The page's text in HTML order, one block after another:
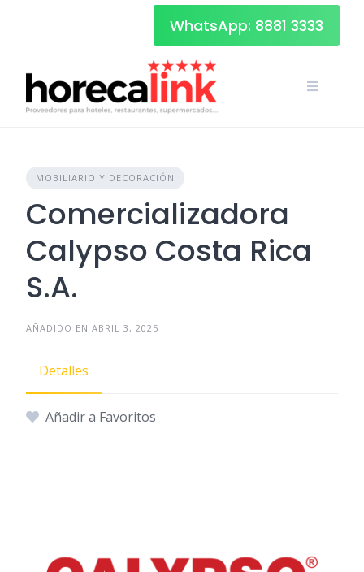
WhatsApp: 8881 3333
MOBILIARIO Y DECORACIÓN
Comercializadora
Calypso Costa Rica
S.A.
AÑADIDO EN ABRIL 3, 2025
Detalles
Añadir a Favoritos